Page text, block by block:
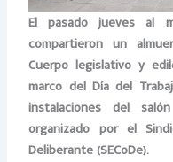
El pasado jueves al
compartieron un
Cuerpo legislativo y
marco del Día del
instalaciones del
organizado por el
Deliberante (SECoDe).